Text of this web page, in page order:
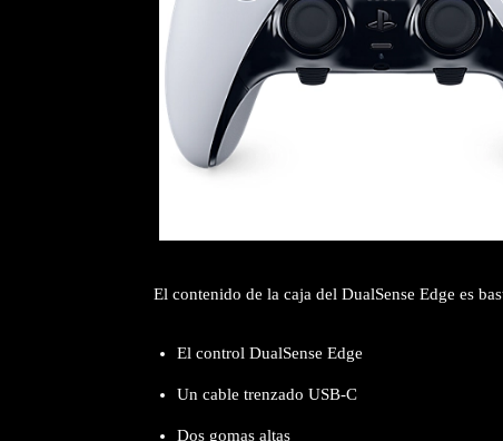
El contenido de la caja del DualSense Edge es
El control DualSense Edge
Un cable trenzado USB-C
Dos gomas altas